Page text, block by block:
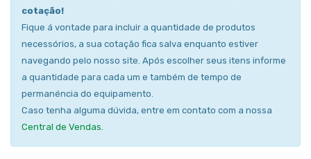
cotação!
Fique á vontade para incluir a quantidade de produtos
necessórios, a sua cotação fica salva enquanto estiver
navegando pelo nosso site. Após escolher seus itens informe
a quantidade para cada um e também de tempo de
permanéncia do equipamento.
Caso tenha alguma dúvida, entre em contato com a nossa
Central de Vendas